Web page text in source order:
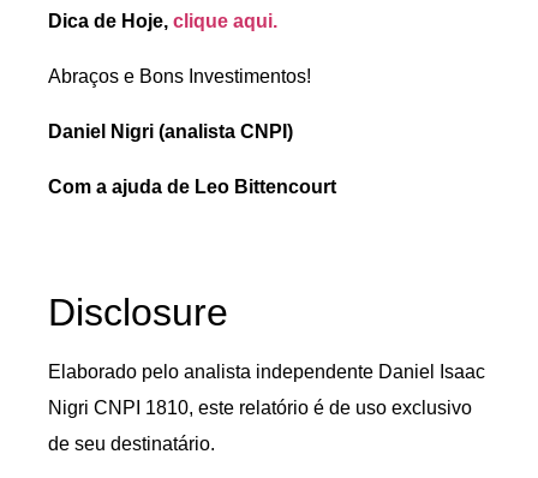
Dica de Hoje, clique aqui.
Abraços e Bons Investimentos!
Daniel Nigri (analista CNPI)
Com a ajuda de Leo Bittencourt
Disclosure
Elaborado pelo analista independente Daniel Isaac
Nigri CNPI 1810, este relatório é de uso exclusivo
de seu destinatário.